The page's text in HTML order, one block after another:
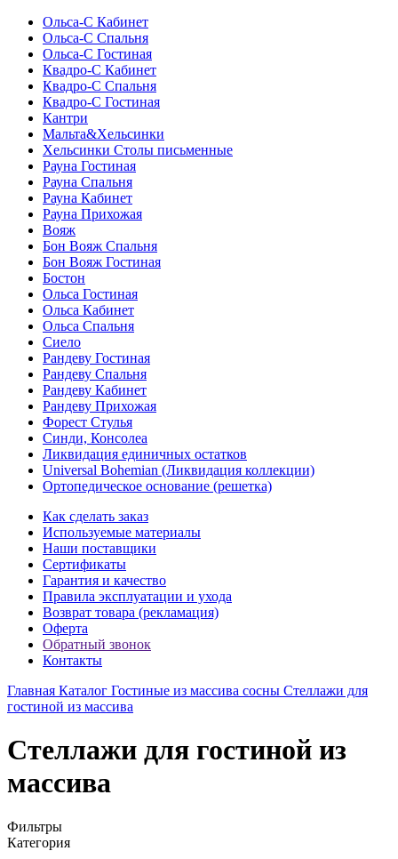
Ольса-С Кабинет
Ольса-С Спальня
Ольса-С Гостиная
Квадро-С Кабинет
Квадро-С Спальня
Квадро-С Гостиная
Кантри
Мальта&Хельсинки
Хельсинки Столы письменные
Рауна Гостиная
Рауна Спальня
Рауна Кабинет
Рауна Прихожая
Вояж
Бон Вояж Спальня
Бон Вояж Гостиная
Бостон
Ольса Гостиная
Ольса Кабинет
Ольса Спальня
Сиело
Рандеву Гостиная
Рандеву Спальня
Рандеву Кабинет
Рандеву Прихожая
Форест Стулья
Синди, Консолеа
Ликвидация единичных остатков
Universal Bohemian (Ликвидация коллекции)
Ортопедическое основание (решетка)
Как сделать заказ
Используемые материалы
Наши поставщики
Сертификаты
Гарантия и качество
Правила эксплуатации и ухода
Возврат товара (рекламация)
Оферта
Обратный звонок
Контакты
Главная Каталог Гостиные из массива сосны Стеллажи для
гостиной из массива
Стеллажи для гостиной из
массива
Фильтры
Категория